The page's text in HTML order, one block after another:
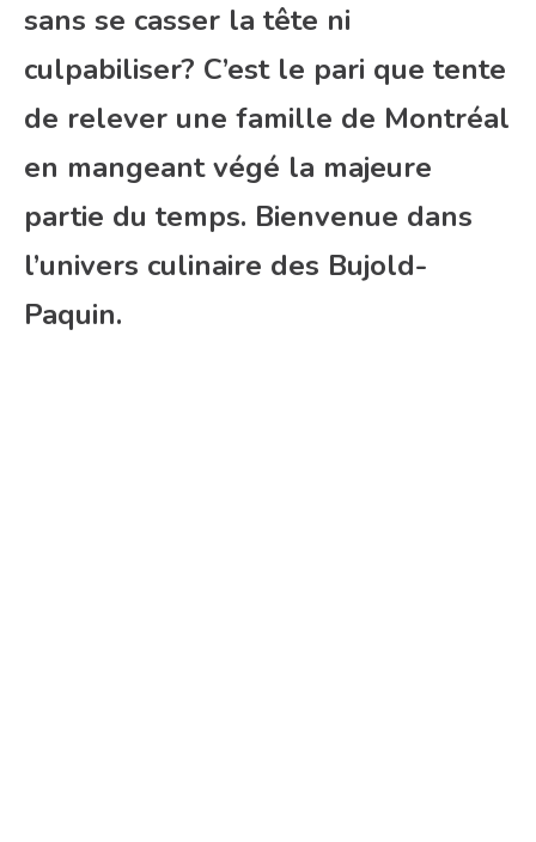
sans se casser la tête ni
culpabiliser? C’est le pari que tente
de relever une famille de Montréal
en mangeant végé la majeure
partie du temps. Bienvenue dans
l’univers culinaire des Bujold-
Paquin.